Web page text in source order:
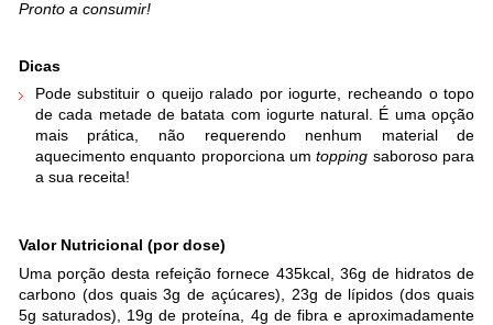
Pronto a consumir!
Dicas
Pode substituir o queijo ralado por iogurte, recheando o topo
de cada metade de batata com iogurte natural. É uma opção
mais prática, não requerendo nenhum material de
aquecimento enquanto proporciona umtopping saboroso para
a sua receita!
Valor Nutricional (por dose)
Uma porção desta refeição fornece 435kcal, 36g de hidratos de
carbono (dos quais 3g de açúcares), 23g de lípidos (dos quais
5g saturados), 19g de proteína, 4g de fibra e aproximadamente